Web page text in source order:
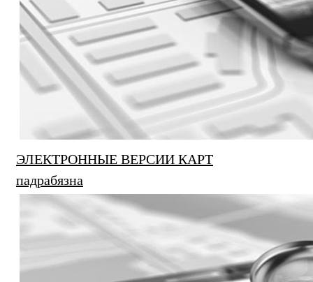
ЭЛЕКТРОННЫЕ ВЕРСИИ КАРТ
падрабязна